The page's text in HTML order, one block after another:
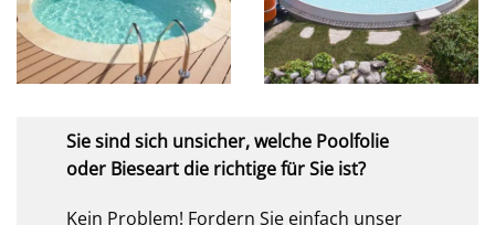
Sie sind sich unsicher, welche Poolfolie
oder Bieseart die richtige für Sie ist?
Kein Problem! Fordern Sie einfach unser